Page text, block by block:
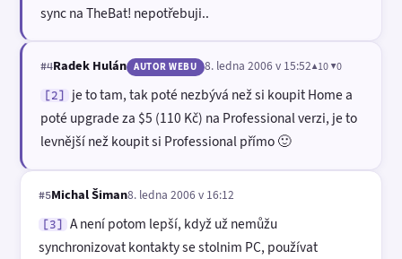
sync na TheBat! nepotřebuji..
#4Radek Hulán AUTOR WEBU 8. ledna 2006 v 15:52▲10 ▼0
[2]
je to tam, tak poté nezbývá než si koupit Home a
poté upgrade za $5 (110 Kč) na Professional verzi, je to
levnější než koupit si Professional přímo 🙂
#5Michal Šiman8. ledna 2006 v 16:12
[3]
A není potom lepší, když už nemůžu
synchronizovat kontakty se stolnim PC, používat